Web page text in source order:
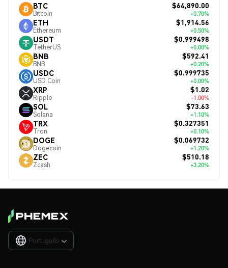
BTC
Bitcoin
$64,890.00
+0.70%
ETH
Ethereum
$1,914.56
+0.50%
USDT
TetherUS
$0.999498
+0.00%
BNB
BNB
$592.41
+0.20%
USDC
USD Coin
$0.999735
+0.00%
XRP
Ripple
$1.02
-1.00%
SOL
Solana
$73.63
+1.10%
TRX
Tron
$0.327351
+0.10%
DOGE
Dogecoin
$0.069732
+1.20%
ZEC
Zcash
$510.18
+3.20%
Português 